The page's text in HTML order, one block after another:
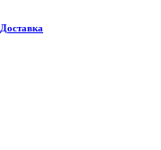
Доставка